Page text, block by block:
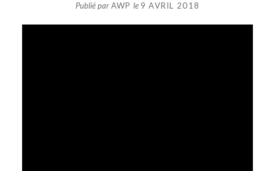
Publié parAWP le 9 AVRIL 2018